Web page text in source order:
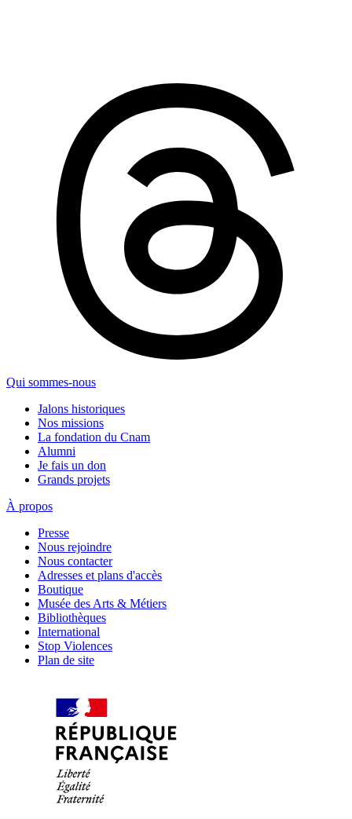
Qui sommes-nous
Jalons historiques
Nos missions
La fondation du Cnam
Alumni
Je fais un don
Grands projets
À propos
Presse
Nous rejoindre
Nous contacter
Adresses et plans d'accès
Boutique
Musée des Arts & Métiers
Bibliothèques
International
Stop Violences
Plan de site